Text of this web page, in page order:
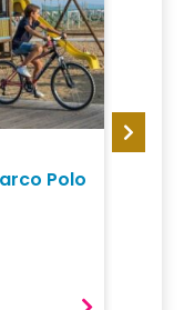
Polo
HOTEL